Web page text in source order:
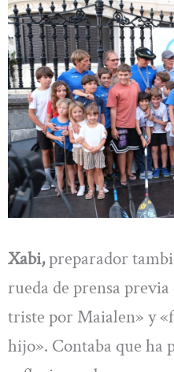
Xabi,preparador
rueda de prensa
triste por Maialen» y
hijo». Contaba que ha